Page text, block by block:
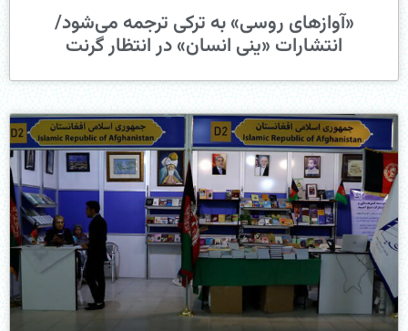
«آوازهای روسی» به ترکی ترجمه می‌شود/
انتشارات «ینی انسان» در انتظار گرنت